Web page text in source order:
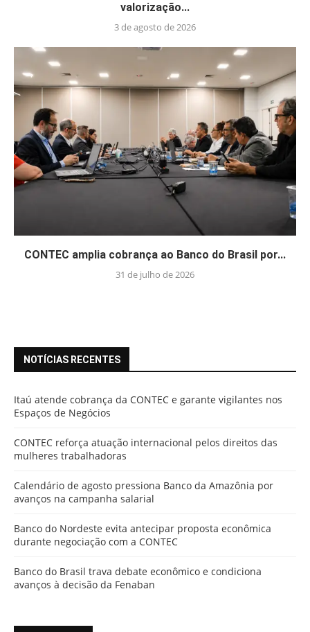
valorização...
3 de agosto de 2026
CONTEC amplia cobrança ao Banco do Brasil por...
31 de julho de 2026
NOTÍCIAS RECENTES
Itaú atende cobrança da CONTEC e garante vigilantes nos
Espaços de Negócios
CONTEC reforça atuação internacional pelos direitos das
mulheres trabalhadoras
Calendário de agosto pressiona Banco da Amazônia por
avanços na campanha salarial
Banco do Nordeste evita antecipar proposta econômica
durante negociação com a CONTEC
Banco do Brasil trava debate econômico e condiciona
avanços à decisão da Fenaban